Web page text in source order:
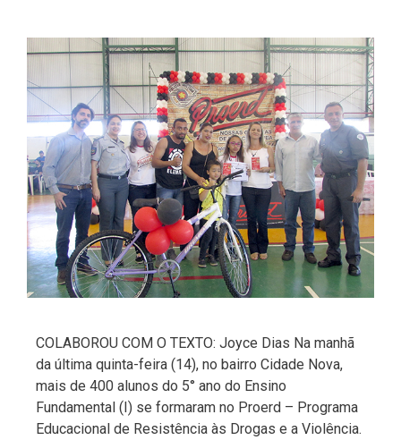
COLABOROU COM O TEXTO: Joyce Dias Na manhã
da última quinta-feira (14), no bairro Cidade Nova,
mais de 400 alunos do 5° ano do Ensino
Fundamental (I) se formaram no Proerd – Programa
Educacional de Resistência às Drogas e a Violência.